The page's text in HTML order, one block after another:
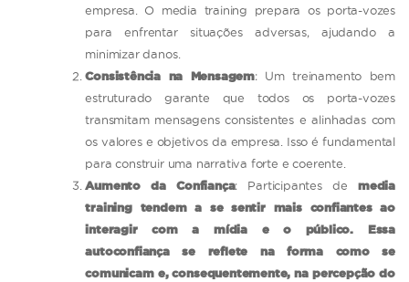
empresa. O media training prepara os porta-vozes
para enfrentar situações adversas, ajudando a
minimizar danos.
Consistência na Mensagem: Um treinamento bem
estruturado garante que todos os porta-vozes
transmitam mensagens consistentes e alinhadas com
os valores e objetivos da empresa. Isso é fundamental
para construir uma narrativa forte e coerente.
Aumento da Confiança: Participantes de media
training tendem a se sentir mais confiantes ao
interagir com a mídia e o público. Essa
autoconfiança se reflete na forma como se
comunicam e, consequentemente, na percepção do